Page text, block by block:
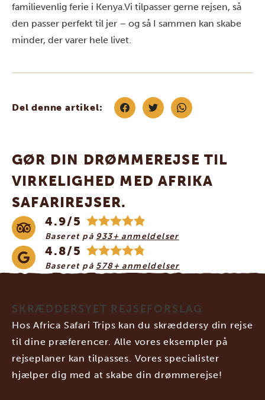
familievenlig ferie i Kenya.Vi tilpasser gerne rejsen, så
den passer perfekt til jer – og så I sammen kan skabe
minder, der varer hele livet.
Del denne artikel:
GØR DIN DRØMMEREJSE TIL
VIRKELIGHED MED AFRIKA
SAFARIREJSER.
4.9/5
Baseret på 933+ anmeldelser
4.8/5
Baseret på 578+ anmeldelser
SKRÆDDERSYET REJSEFORSLAG
Hos Africa Safari Trips kan du skræddersy din rejse
til dine præferencer. Alle vores eksempler på
rejseplaner kan tilpasses. Vores specialister
hjælper dig med at skabe din drømmerejse!